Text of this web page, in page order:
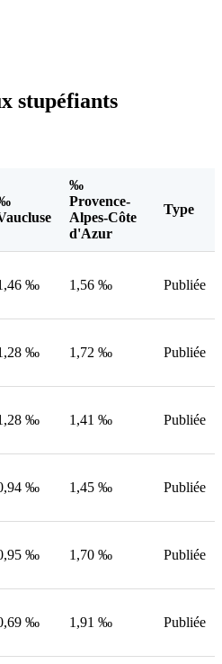
stupéfiants
‰
Provence-
Alpes-Côte
d'Azur
Type
‰ 1,56 ‰ Publiée
‰ 1,72 ‰ Publiée
‰ 1,41 ‰ Publiée
‰ 1,45 ‰ Publiée
‰ 1,70 ‰ Publiée
‰ 1,91 ‰ Publiée